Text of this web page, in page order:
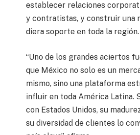
establecer relaciones
y contratistas, y construir una
diera soporte en toda la región.
“Uno de los grandes aciertos
que México no solo es un
mismo, sino una plataforma
influir en toda América Latina.
con Estados Unidos, su
su diversidad de clientes lo